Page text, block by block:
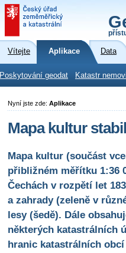
Vítejte Aplikace Data
Poskytování geodat Katastr
Nyní jste zde: Aplikace
Mapa kultur
Mapa kultur (součást
přibližném měřítku 1:36
Čechách v rozpětí let
a zahrady (zeleně v
lesy (šedě). Dále
některých katastrálních
hranic katastrálních